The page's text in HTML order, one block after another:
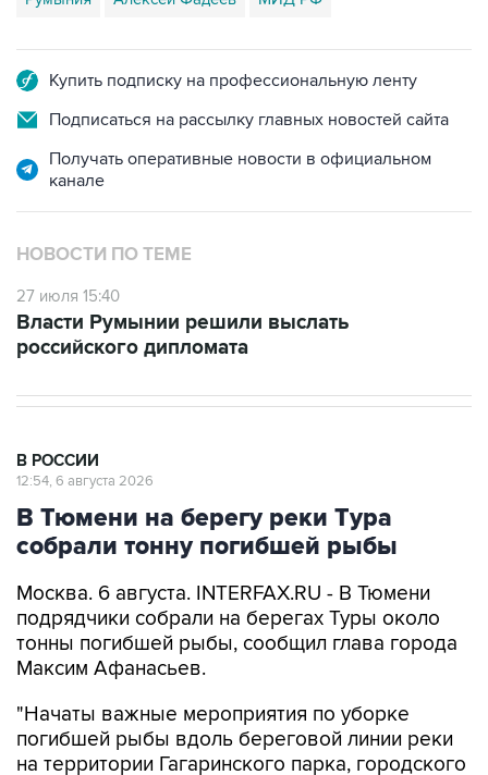
Купить подписку на профессиональную ленту
Подписаться на рассылку главных новостей сайта
Получать оперативные новости в официальном
канале
НОВОСТИ ПО ТЕМЕ
27 июля 15:40
Власти Румынии решили выслать
российского дипломата
В РОССИИ
12:54, 6 августа 2026
В Тюмени на берегу реки Тура
собрали тонну погибшей рыбы
Москва. 6 августа. INTERFAX.RU - В Тюмени
подрядчики собрали на берегах Туры около
тонны погибшей рыбы, сообщил глава города
Максим Афанасьев.
"Начаты важные мероприятия по уборке
погибшей рыбы вдоль береговой линии реки
на территории Гагаринского парка, городского